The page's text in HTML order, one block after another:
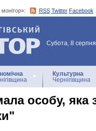
монітор»: RSS Twitter Facebook
Субота, 8
Культурна
Чернігівщина
особу,